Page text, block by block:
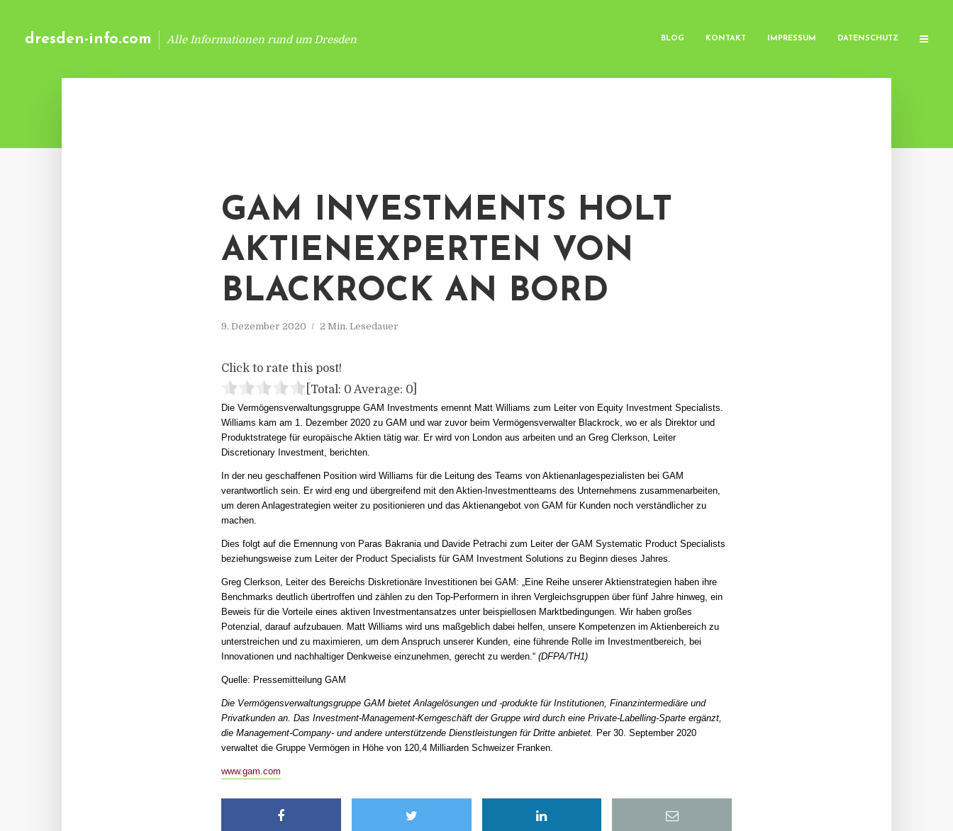
dresden-info.com Alle Informationen rund um Dresden BLOG KONTAKT IMPRESSUM DATENSCHUTZ
GAM INVESTMENTS HOLT
AKTIENEXPERTEN VON
BLACKROCK AN BORD
9. Dezember 2020 2 Min. Lesedauer
Click to rate this post!
[Total: 0 Average: 0
Die Vermögensverwaltungsgruppe GAM Investments ernennt Matt Williams zum Leiter von Equity Investment Specialists.
Williams kam am 1. Dezember 2020 zu GAM und war zuvor beim Vermögensverwalter Blackrock, wo er als Direktor und
Produktstratege für europäische Aktien tätig war. Er wird von London aus arbeiten und an Greg Clerkson, Leiter
Discretionary Investment, berichten.
In der neu geschaffenen Position wird Williams für die Leitung des Teams von Aktienanlagespezialisten bei GAM
verantwortlich sein. Er wird eng und übergreifend mit den Aktien-Investmentteams des Unternehmens zusammenarbeiten,
um deren Anlagestrategien weiter zu positionieren und das Aktienangebot von GAM für Kunden noch verständlicher zu
machen.
Dies folgt auf die Ernennung von Paras Bakrania und Davide Petrachi zum Leiter der GAM Systematic Product Specialists
beziehungsweise zum Leiter der Product Specialists für GAM Investment Solutions zu Beginn dieses Jahres.
Greg Clerkson, Leiter des Bereichs Diskretionäre Investitionen bei GAM: „Eine Reihe unserer Aktienstrategien haben ihre
Benchmarks deutlich übertroffen und zählen zu den Top-Performern in ihren Vergleichsgruppen über fünf Jahre hinweg, ein
Beweis für die Vorteile eines aktiven Investmentansatzes unter beispiellosen Marktbedingungen. Wir haben großes
Potenzial, darauf aufzubauen. Matt Williams wird uns maßgeblich dabei helfen, unsere Kompetenzen im Aktienbereich zu
unterstreichen und zu maximieren, um dem Anspruch unserer Kunden, eine führende Rolle im Investmentbereich, bei
Innovationen und nachhaltiger Denkweise einzunehmen, gerecht zu werden.“ (DFPA/TH1)
Quelle: Pressemitteilung GAM
Die Vermögensverwaltungsgruppe GAM bietet Anlagelösungen und -produkte für Institutionen, Finanzintermediäre und
Privatkunden an. Das Investment-Management-Kerngeschäft der Gruppe wird durch eine Private-Labelling-Sparte ergänzt,
die Management-Company- und andere unterstützende Dienstleistungen für Dritte anbietet. Per 30. September 2020
verwaltet die Gruppe Vermögen in Höhe von 120,4 Milliarden Schweizer Franken.
www.gam.com